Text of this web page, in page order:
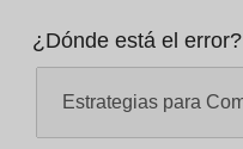
¿Dónde está el error?